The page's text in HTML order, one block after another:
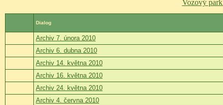
Vozový
Dialog
Archiv 7. února 2010
Archiv 6. dubna 2010
Archiv 14. května 2010
Archiv 16. května 2010
Archiv 24. května 2010
Archiv 4. června 2010